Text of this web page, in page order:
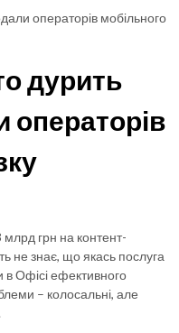
операторів мобільного
дурить
операторів
млрд грн на контент-
не знає, що якась послуга
в Офісі ефективного
– колосальні, але